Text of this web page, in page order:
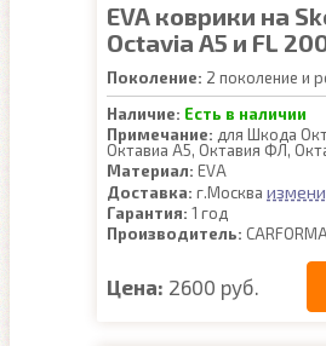
EVA коврики на
Octavia A5 и FL
Поколение: 2 поколение и
Наличие: Есть в наличии
Примечание: для Шкода
Октавиа А5, Октавия ФЛ,
Материал: EVA
Доставка: г.Москва
Гарантия: 1 год
Производитель:
Цена: 2600 руб.